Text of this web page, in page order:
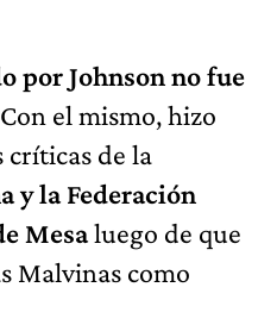
por Johnson no fue
Con el mismo, hizo
críticas de la
y la Federación
Mesaluego de que
Malvinas como